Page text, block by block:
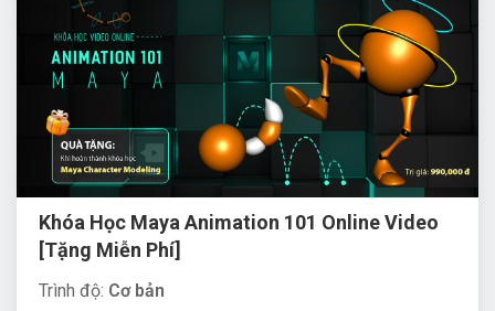
Khóa Học Maya Animation 101 Online Video
[Tặng Miễn Phí]
Trình độ: Cơ bản